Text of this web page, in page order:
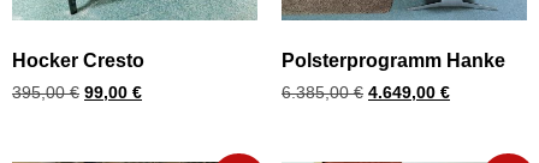
Hocker Cresto
395,00€ 99,00 €
Polsterprogramm Hanke
6.385,00€ 4.649,00 €